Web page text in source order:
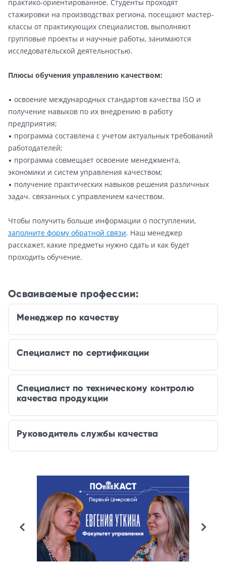
практико-ориентированное. Студенты проходят
стажировки на производствах региона, посещают мастер-
классы от практикующих специалистов, выполняют
групповые проекты и научные работы, занимаются
исследовательской деятельностью.
Плюсы обучения управлению качеством:
• освоение международных стандартов качества ISO и
получение навыков по их внедрению в работу
предприятия;
• программа составлена с учетом актуальных требований
работодателей;
• программа совмещает освоение менеджмента,
экономики и систем управления качеством;
• получение практических навыков решения различных
задач. связанных с управлением качеством.
Чтобы получить больше информации о поступлении,
заполните форму обратной связи. Наш менеджер
расскажет, какие предметы нужно сдать и как будет
проходить обучение.
Осваиваемые профессии:
Менеджер по качеству
Специалист по сертификации
Специалист по техническому контролю
качества продукции
Руководитель службы качества